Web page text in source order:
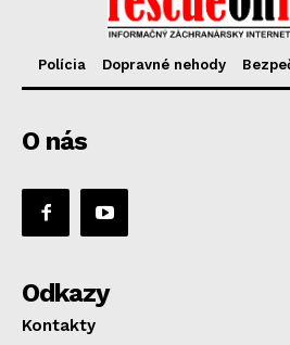
Polícia Dopravné nehody
O nás
Odkazy
Kontakty